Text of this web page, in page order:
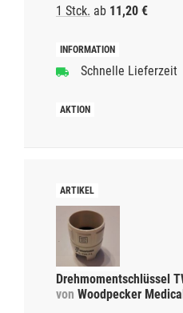
1 Stck. ab 11,20 €
Schnelle Lieferzeit
Drehmomentschlüssel
von Woodpecker